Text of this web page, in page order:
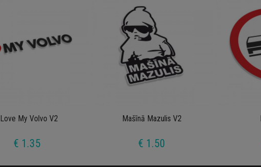
I Love My Volvo V2
€ 1.35
Mašīnā Mazulis V2
€ 1.50